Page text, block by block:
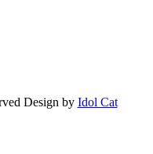
Design by Idol Cat